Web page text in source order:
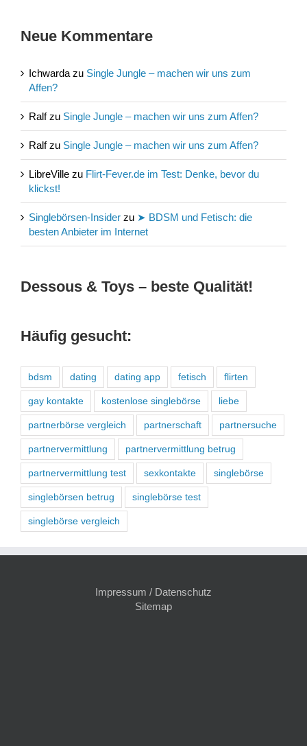
Neue Kommentare
Ichwarda zu Single Jungle – machen wir uns zum
Affen?
Ralfzu Single Jungle – machen wir uns zum Affen?
Ralfzu Single Jungle – machen wir uns zum Affen?
LibreVille zu Flirt-Fever.de im Test: Denke, bevor du
klickst!
Singlebörsen-Insider zu ➤ BDSM und Fetisch: die
besten Anbieter im Internet
Dessous & Toys – beste Qualität!
Häufig gesucht:
bdsm dating dating app fetisch flirten
gay kontakte kostenlose singlebörse liebe
partnerbörse vergleich partnerschaft partnersuche
partnervermittlung partnervermittlung betrug
partnervermittlung test sexkontakte singlebörse
singlebörsen betrug singlebörse test
singlebörse vergleich
Impressum / Datenschutz
Sitemap